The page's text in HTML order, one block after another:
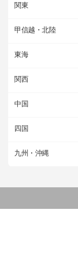
関東
甲信越・北陸
東海
関西
中国
四国
九州・沖縄